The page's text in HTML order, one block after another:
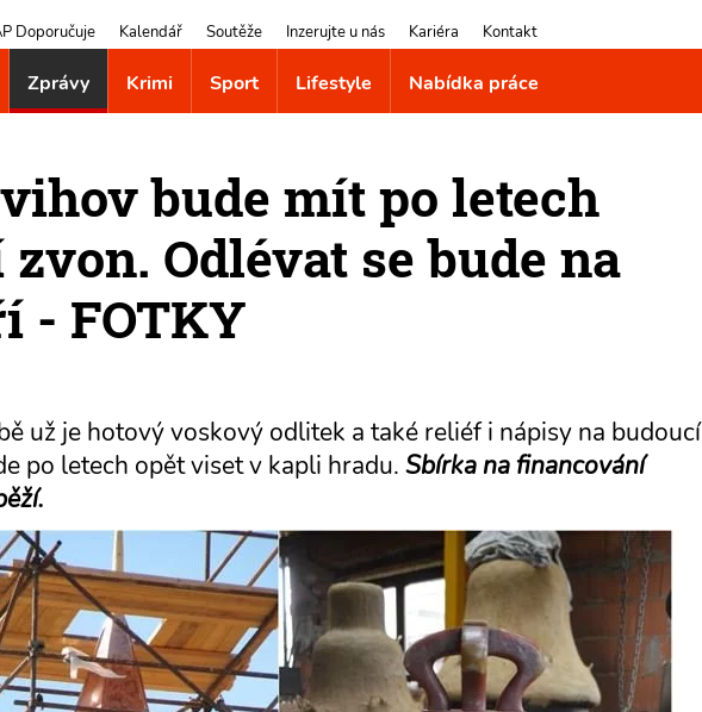
Doporučuje Kalendář Soutěže Inzerujte u nás Kariéra Kontakt
Zprávy Krimi Sport Lifestyle Nabídka práce
bude mít po letech
Odlévat se bude na
- FOTKY
už je hotový voskový odlitek a také reliéf i nápisy na budoucí
po letech opět viset v kapli hradu. Sbírka na financování